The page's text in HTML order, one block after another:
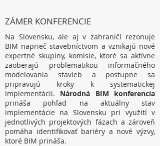
ZÁMER KONFERENCIE
Na Slovensku, ale aj v zahraničí rezonuje
BIM naprieč stavebníctvom a vznikajú nové
expertné skupiny, komisie, ktoré sa aktívne
zaoberajú problematikou informačného
modelovania stavieb a postupne sa
pripravujú kroky k systematickej
implementácii. Národná BIM konferencia
prináša pohľad na aktuálny stav
implementácie na Slovensku pri využití v
jednotlivých projektových fázach a zároveň
pomáha identifikovať bariéry a nové výzvy,
ktoré BIM prináša.